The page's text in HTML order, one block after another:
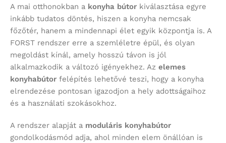
A mai otthonokban a konyha bútor kiválasztása egyre
inkább tudatos döntés, hiszen a konyha nemcsak
főzőtér, hanem a mindennapi élet egyik központja is. A
FORST rendszer erre a szemléletre épül, és olyan
megoldást kínál, amely hosszú távon is jól
alkalmazkodik a változó igényekhez. Az elemes
konyhabútor felépítés lehetővé teszi, hogy a konyha
elrendezése pontosan igazodjon a hely adottságaihoz
és a használati szokásokhoz.
A rendszer alapját a moduláris konyhabútor
gondolkodásmód adja, ahol minden elem önállóan is